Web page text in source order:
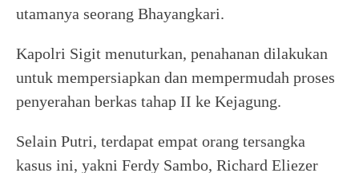
utamanya seorang Bhayangkari.
Kapolri Sigit menuturkan, penahanan dilakukan
untuk mempersiapkan dan mempermudah proses
penyerahan berkas tahap II ke Kejagung.
Selain Putri, terdapat empat orang tersangka
kasus ini, yakni Ferdy Sambo, Richard Eliezer